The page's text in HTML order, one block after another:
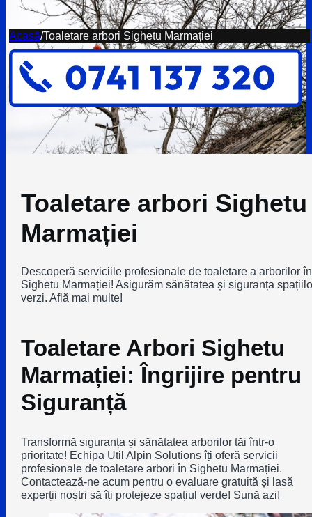
Acasă/Toaletare arbori Sighetu Marmației
Toaletare arbori Sighetu
Marmației
Descoperă serviciile profesionale de toaletare a arborilor în
Sighetu Marmației! Asigurăm sănătatea și siguranța
verzi. Află mai multe!
Toaletare Arbori Sighetu
Marmației: Îngrijire pentru
Siguranță
Transformă siguranța și sănătatea arborilor tăi într-o
prioritate! Echipa Util Alpin Solutions îți oferă servicii
profesionale de toaletare arbori în Sighetu Marmației.
Contactează-ne acum pentru o evaluare gratuită și lasă
experții noștri să îți protejeze spațiul verde! Sună azi!